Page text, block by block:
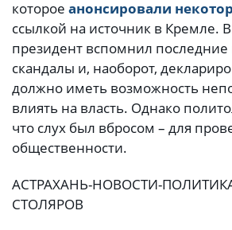
которое анонсировали
ссылкой на источник в Кремле.
президент вспомнил
скандалы и, наоборот,
должно иметь возможность
влиять на власть. Однако
что слух был вбросом – для
общественности.
АСТРАХАНЬ-НОВОСТИ-
СТОЛЯРОВ